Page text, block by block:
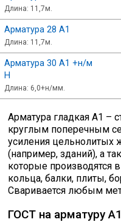
Длина: 11,7м.
Арматура 28 А1
Длина: 11,7м.
Арматура 30 А1 +н/м
Н
Длина: 6,0+н/мм.
Арматура гладкая А1 –
круглым поперечным
усиления цельнолитых
(например, зданий), а
которые производятся
кольца, балки, плиты,
Сваривается любым
ГОСТ на арматуру А1